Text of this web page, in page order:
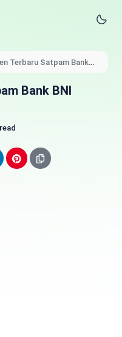
Terbaru Satpam Bank
Bank BNI